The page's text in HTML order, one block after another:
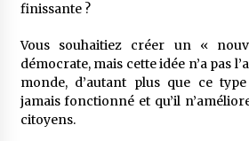
finissante ?
Vous souhaitiez créer un «
démocrate, mais cette idée n’a pas
monde, d’autant plus que ce
jamais fonctionné et qu’il
citoyens.